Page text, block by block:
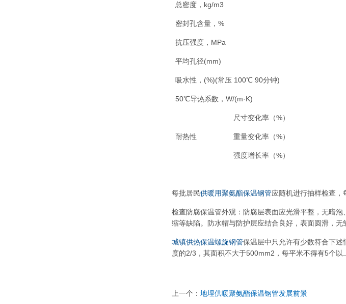
总密度，kg/m3
密封孔含量，%
抗压强度，MPa
平均孔径(mm)
吸水性，(%)(常压 100℃ 90分钟)
50℃导热系数，W/(m·K)
耐热性
尺寸变化率（%）
重量变化率（%）
强度增长率（%）
每批居民供暖用聚氨酯保温钢管应随机进行抽样检查，
检查防腐保温管外观：防腐层表面应光滑平整，无暗
缩等缺陷。防水帽与防护层应结合良好，表面圆滑，无
城镇供热保温螺旋钢管保温层中只允许有少数符合下
度的2/3，其面积不大于500mm2，每平米不得有5个
上一个： 地埋供暖聚氨酯保温钢管发展前景